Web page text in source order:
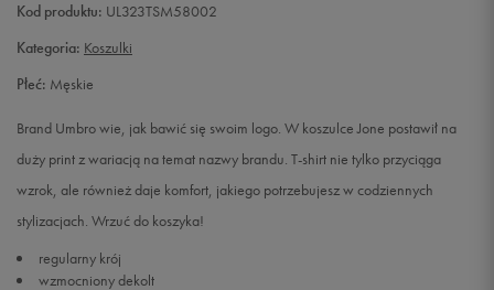
XXL Powiadom o dostępności
Kod produktu: UL323TSM58002
Kategoria: Koszulki
Płeć: Męskie
Brand Umbro wie, jak bawić się swoim logo. W koszulce Jone postawił na
duży print z wariacją na temat nazwy brandu. T-shirt nie tylko przyciąga
wzrok, ale również daje komfort, jakiego potrzebujesz w codziennych
stylizacjach. Wrzuć do koszyka!
regularny krój
wzmocniony dekolt